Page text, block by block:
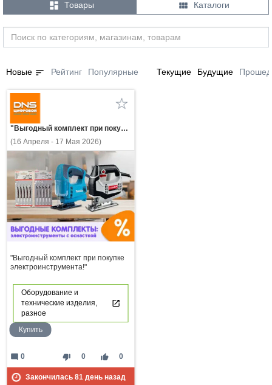
 Товары  Каталоги
Новые sort Рейтинг Популярные Текущие Будущие
"Выгодный комплект при покупке электроинструмента!"
(16 Апреля - 17 Мая 2026)
"Выгодный комплект при покупке
электроинструмента!"
Оборудование и
технические изделия,
разное
Купить
thumb_down 0 thumb_up 0
mode_comment 0
Закончилась 81день назад